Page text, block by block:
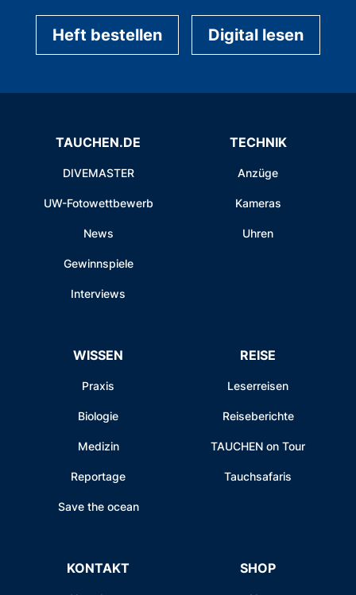
Heft bestellen Digital lesen
TAUCHEN.DE
DIVEMASTER
UW-Fotowettbewerb
News
Gewinnspiele
Interviews
TECHNIK
Anzüge
Kameras
Uhren
WISSEN
Praxis
Biologie
Medizin
Reportage
Save the ocean
REISE
Leserreisen
Reiseberichte
TAUCHEN on Tour
Tauchsafaris
KONTAKT SHOP